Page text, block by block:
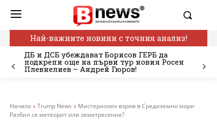
Най-важните новини с точния анализ!
ДБ и ДСБ убеждават Борисов ГЕРБ да
подкрепи още на първи тур новия Росен
Плевнелиев – Андрей Гюров!
Начало Trump News
Мистериозен взрив в Средиземно море:
Разбил се метеорит или земетресение?